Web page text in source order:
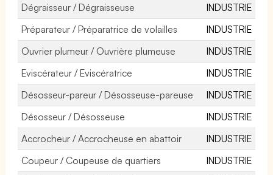
Dégraisseur / Dégraisseuse
INDUSTRIE
Préparateur / Préparatrice de volailles
INDUSTRIE
Ouvrier plumeur / Ouvrière plumeuse
INDUSTRIE
Eviscérateur / Eviscératrice
INDUSTRIE
Désosseur-pareur / Désosseuse-pareuse
INDUSTRIE
Désosseur / Désosseuse
INDUSTRIE
Accrocheur / Accrocheuse en abattoir
INDUSTRIE
Coupeur / Coupeuse de quartiers
INDUSTRIE